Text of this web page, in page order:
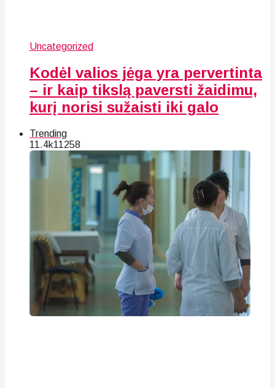
Uncategorized
Kodėl valios jėga yra pervertinta
– ir kaip tikslą paversti žaidimu,
kurį norisi sužaisti iki galo
Trending
11.4k11258